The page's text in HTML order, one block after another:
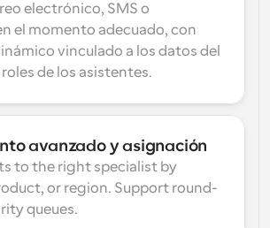
electrónico, SMS o
el momento adecuado, con
vinculado a los datos del
de los asistentes.
avanzado y asignación
to the right specialist by
or region. Support round-
queues.